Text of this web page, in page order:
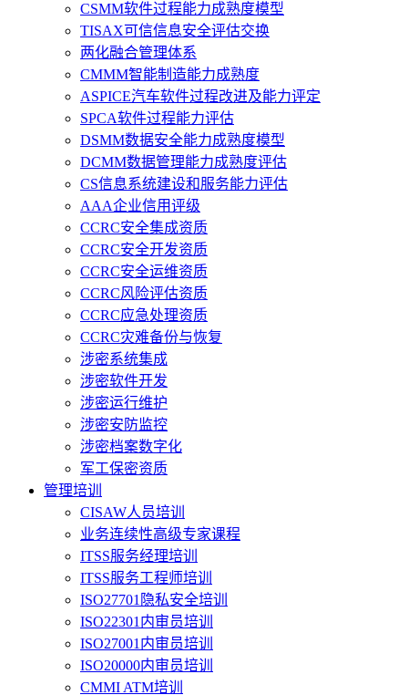
CSMM软件过程能力成熟度模型
TISAX可信信息安全评估交换
两化融合管理体系
CMMM智能制造能力成熟度
ASPICE汽车软件过程改进及能力评定
SPCA软件过程能力评估
DSMM数据安全能力成熟度模型
DCMM数据管理能力成熟度评估
CS信息系统建设和服务能力评估
AAA企业信用评级
CCRC安全集成资质
CCRC安全开发资质
CCRC安全运维资质
CCRC风险评估资质
CCRC应急处理资质
CCRC灾难备份与恢复
涉密系统集成
涉密软件开发
涉密运行维护
涉密安防监控
涉密档案数字化
军工保密资质
管理培训
CISAW人员培训
业务连续性高级专家课程
ITSS服务经理培训
ITSS服务工程师培训
ISO27701隐私安全培训
ISO22301内审员培训
ISO27001内审员培训
ISO20000内审员培训
CMMI ATM培训